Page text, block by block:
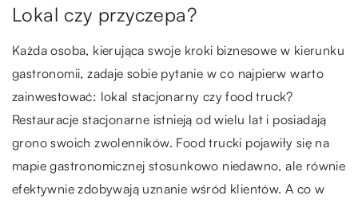
Lokal czy przyczepa?
Każda osoba, kierująca swoje kroki biznesowe w kierunku
gastronomii, zadaje sobie pytanie w co najpierw warto
zainwestować: lokal stacjonarny czy food truck?
Restauracje stacjonarne istnieją od wielu lat i posiadają
grono swoich zwolenników. Food trucki pojawiły się na
mapie gastronomicznej stosunkowo niedawno, ale równie
efektywnie zdobywają uznanie wśród klientów. A co w